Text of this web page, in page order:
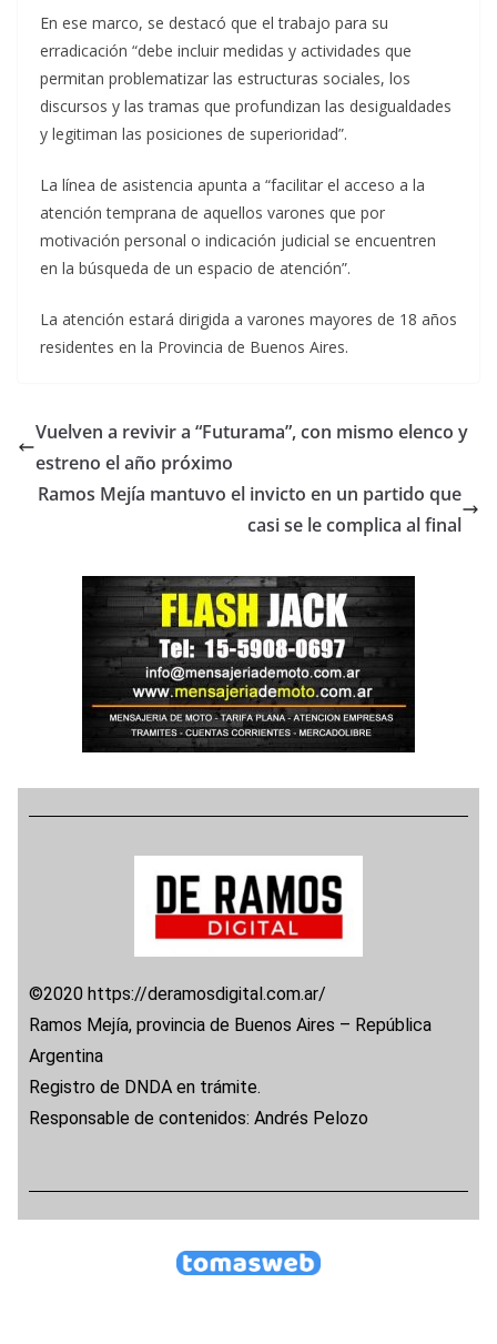
En ese marco, se destacó que el trabajo para su
erradicación “debe incluir medidas y actividades que
permitan problematizar las estructuras sociales, los
discursos y las tramas que profundizan las desigualdades
y legitiman las posiciones de superioridad”.
La línea de asistencia apunta a “facilitar el acceso a la
atención temprana de aquellos varones que por
motivación personal o indicación judicial se encuentren
en la búsqueda de un espacio de atención”.
La atención estará dirigida a varones mayores de 18 años
residentes en la Provincia de Buenos Aires.
Vuelven a revivir a “Futurama”, con mismo elenco y
estreno el año próximo
Ramos Mejía mantuvo el invicto en un partido que
casi se le complica al final
©2020 https://deramosdigital.com.ar/
Ramos Mejía, provincia de Buenos Aires – República
Argentina
Registro de DNDA en trámite.
Responsable de contenidos: Andrés Pelozo